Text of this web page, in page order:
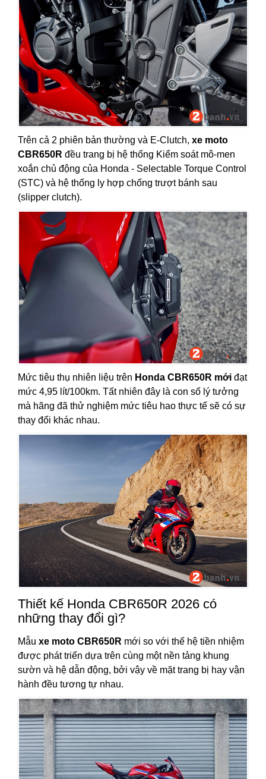
Trên cả 2 phiên bản thường và E-Clutch, xe moto
CBR650R đều trang bị hệ thống Kiểm soát mô-men
xoắn chủ động của Honda - Selectable Torque Control
(STC) và hệ thống ly hợp chống trượt bánh sau
(slipper clutch).
Mức tiêu thụ nhiên liệu trên Honda CBR650R mới đạt
mức 4,95 lít/100km. Tất nhiên đây là con số lý tưởng
mà hãng đã thử nghiệm mức tiêu hao thực tế sẽ có sự
thay đổi khác nhau.
Thiết kế Honda CBR650R 2026 có
những thay đổi gì?
Mẫu xe moto CBR650R mới so với thế hệ tiền nhiệm
được phát triển dựa trên cùng một nền tảng khung
sườn và hệ dẫn động, bởi vậy về mặt trang bị hay vận
hành đều tương tự nhau.